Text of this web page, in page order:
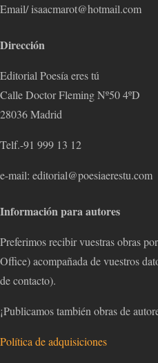
Email/ isaacmarot@hotmail.com
Dirección
Editorial Poesía eres tú
Calle Doctor Fleming Nº50 4ºD
28036 Madrid
Telf.-91 999 13 12
e-mail: editorial@poesiaerestu.com
Información para autores
Preferimos recibir vuestras obras
Office) acompañada de vuestros
de contacto).
¡Publicamos también obras de
Política de adquisiciones